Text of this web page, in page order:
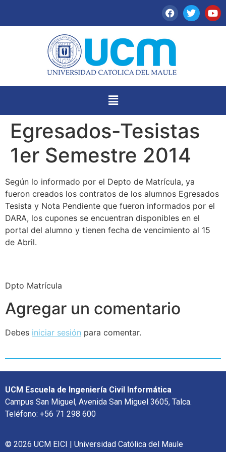
Egresados-Tesistas
1er Semestre 2014
Según lo informado por el Depto de Matrícula, ya
fueron creados los contratos de los alumnos Egresados
Tesista y Nota Pendiente que fueron informados por el
DARA, los cupones se encuentran disponibles en el
portal del alumno y tienen fecha de vencimiento al 15
de Abril.
Dpto Matrícula
Agregar un comentario
Debes iniciar sesión para comentar.
UCM Escuela de Ingeniería Civil Informática
Campus San Miguel, Avenida San Miguel 3605, Talca.
Teléfono: +56 71 298 600
© 2026 UCM EICI | Universidad Católica del Maule